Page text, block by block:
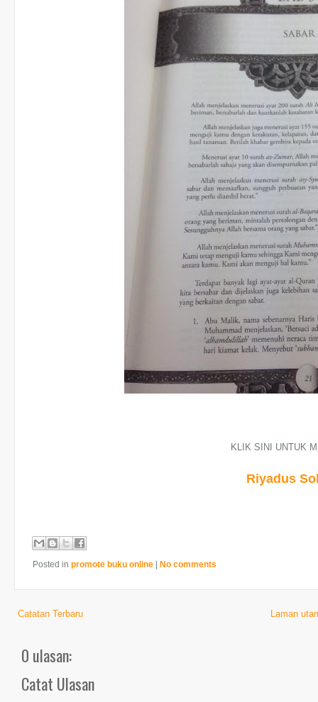
KLIK SINI UNTUK
Riyadus
Posted in promote buku online | No comments
Catatan Terbaru Laman
0 ulasan:
Catat Ulasan